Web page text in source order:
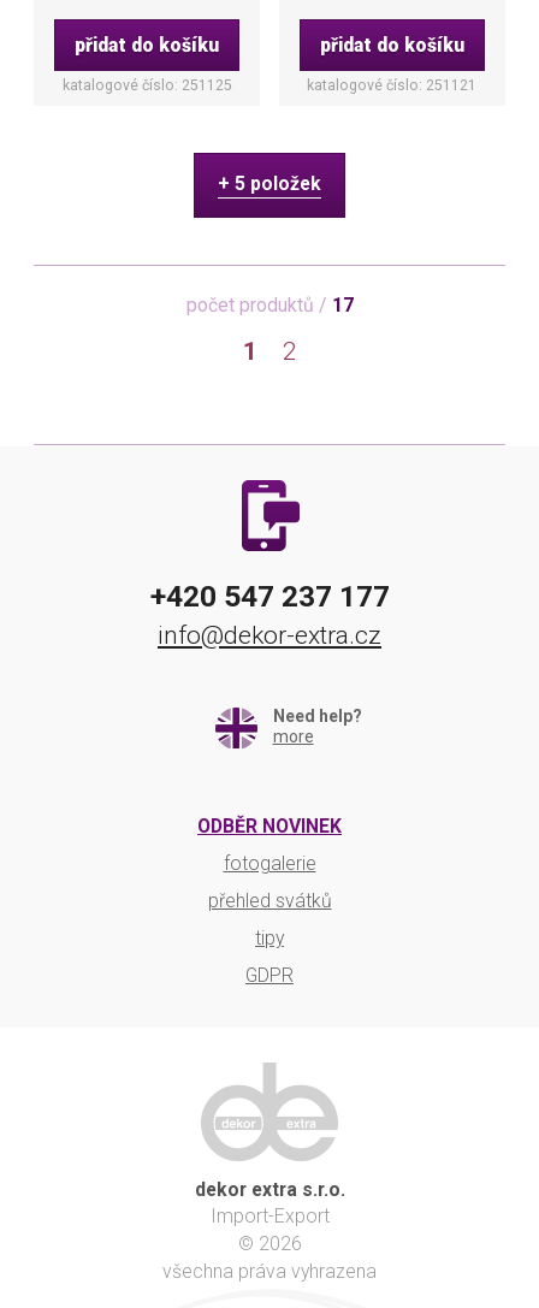
přidat do košíku
katalogové číslo: 251125
přidat do košíku
katalogové číslo: 251121
+ 5 položek
počet produktů / 17
1 2
+420 547 237 177
info@dekor-extra.cz
Need help?
more
ODBĚR NOVINEK
fotogalerie
přehled svátků
tipy
GDPR
dekor extra s.r.o.
Import-Export
© 2026
všechna práva vyhrazena